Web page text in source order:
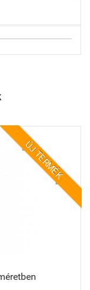
ÚJ TERMÉK